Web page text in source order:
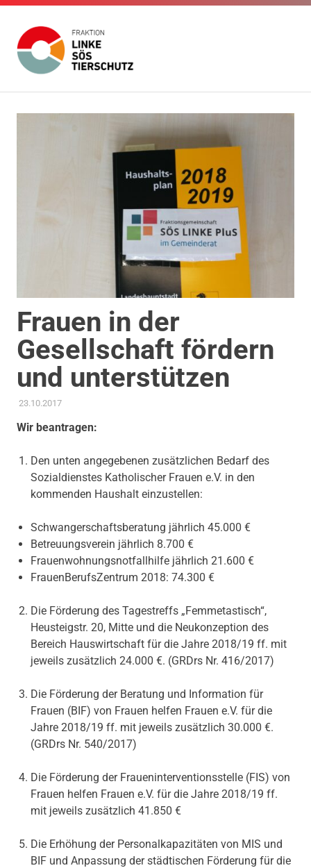
Inhalt
Linke
SÖS
Tierschutz
Fraktion
Stuttgart
Frauen in der
Gesellschaft fördern
und unterstützen
23.10.2017ADMIN
AKTUELLES
Wir beantragen:
Den unten angegebenen zusätzlichen Bedarf des
Sozialdienstes Katholischer Frauen e.V. in den
kommenden Haushalt einzustellen:
Schwangerschaftsberatung jährlich 45.000 €
Betreuungsverein jährlich 8.700 €
Frauenwohnungsnotfallhilfe jährlich 21.600 €
FrauenBerufsZentrum 2018: 74.300 €
Die Förderung des Tagestreffs „Femmetastisch“,
Heusteigstr. 20, Mitte und die Neukonzeption des
Bereich Hauswirtschaft für die Jahre 2018/19 ff. mit
jeweils zusätzlich 24.000 €. (GRDrs Nr. 416/2017)
Die Förderung der Beratung und Information für
Frauen (BIF) von Frauen helfen Frauen e.V. für die
Jahre 2018/19 ff. mit jeweils zusätzlich 30.000 €.
(GRDrs Nr. 540/2017)
Die Förderung der Fraueninterventionsstelle (FIS) von
Frauen helfen Frauen e.V. für die Jahre 2018/19 ff.
mit jeweils zusätzlich 41.850 €
Die Erhöhung der Personalkapazitäten von MIS und
BIF und Anpassung der städtischen Förderung für die